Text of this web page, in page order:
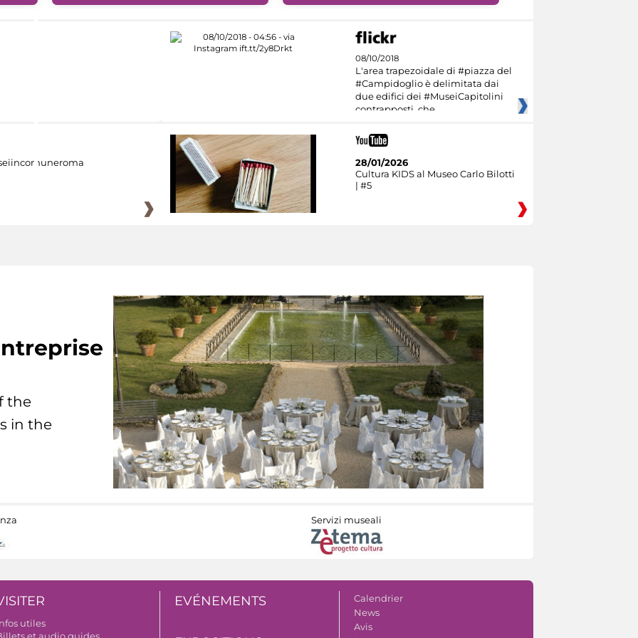
08/10/2018
L'area trapezoidale di #piazza del
#Campidoglio è delimitata dai
due edifici dei #MuseiCapitolini
contrapposti, che
28/01/2026
Cultura KIDS al Museo Carlo Bilotti
| #5
the
in the
Servizi museali
utiles
et audio guides
EVÉNEMENTS
Calendrier
News
Avis